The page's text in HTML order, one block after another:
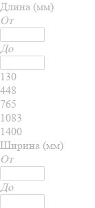
Длина (мм)
От
До
130
448
765
1083
1400
Ширина (мм)
От
До